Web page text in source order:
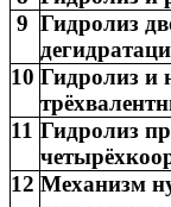
9 Гидролиз
10 Гидролиз и
11 Гидролиз
12 Механизм